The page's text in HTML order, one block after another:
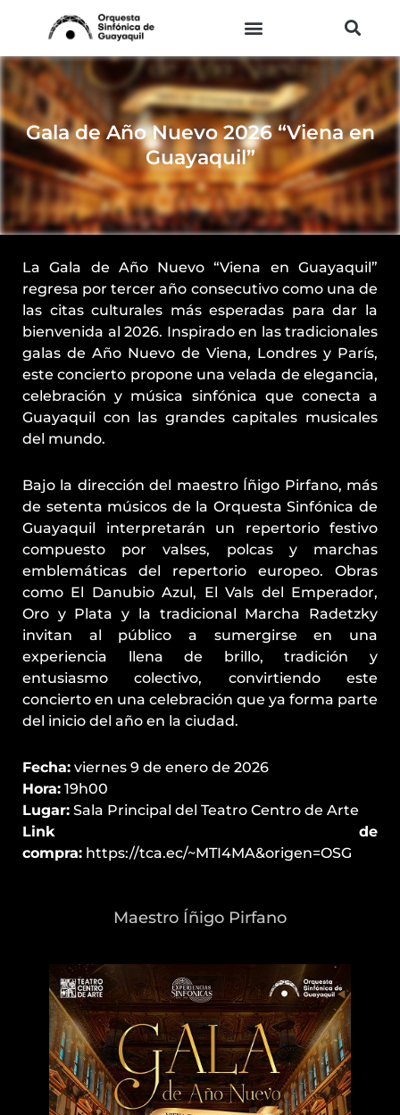
contenido
Gala de Año Nuevo 2026 “Viena en
Guayaquil”
La Gala de Año Nuevo “Viena en Guayaquil”
regresa por tercer año consecutivo como una de
las citas culturales más esperadas para dar la
bienvenida al 2026. Inspirado en las tradicionales
galas de Año Nuevo de Viena, Londres y París,
este concierto propone una velada de elegancia,
celebración y música sinfónica que conecta a
Guayaquil con las grandes capitales musicales
del mundo.
Bajo la dirección del maestro Íñigo Pirfano, más
de setenta músicos de la Orquesta Sinfónica de
Guayaquil interpretarán un repertorio festivo
compuesto por valses, polcas y marchas
emblemáticas del repertorio europeo. Obras
como El Danubio Azul, El Vals del Emperador,
Oro y Plata y la tradicional Marcha Radetzky
invitan al público a sumergirse en una
experiencia llena de brillo, tradición y
entusiasmo colectivo, convirtiendo este
concierto en una celebración que ya forma parte
del inicio del año en la ciudad.
Fecha: viernes 9 de enero de 2026
Hora: 19h00
Lugar: Sala Principal del Teatro Centro de Arte
Link de
compra: https://tca.ec/~MTI4MA&origen=OSG
Maestro Íñigo Pirfano